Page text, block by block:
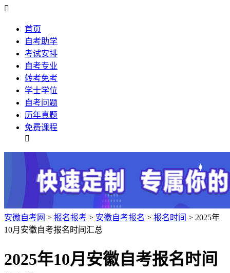

首页
自考助学
考试安排
自考专业
转考免考
学士学位
自考问题
历年真题
免费课程

安徽自考网 > 报名报考 > 安徽自考报名 > 报名时间 > 2025年
10月安徽自考报名时间汇总
2025年10月安徽自考报名时间